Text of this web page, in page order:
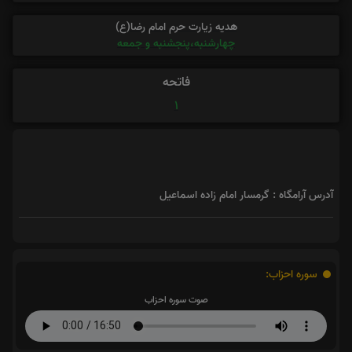
هدیه زیارت حرم امام رضا(ع)
چهارشنبه،پنجشنبه و جمعه
فاتحه
1
آدرس آرامگاه : گرمسار امام زاده اسماعیل
سوره احزاب:
صوت سوره احزاب